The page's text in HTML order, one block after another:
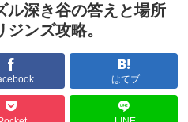
ル深き谷の答えと場所
ンズ攻略。
はてブ